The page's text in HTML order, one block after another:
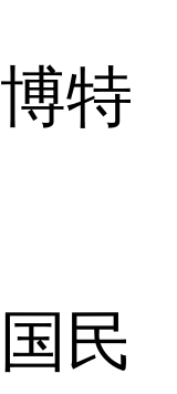
特
民